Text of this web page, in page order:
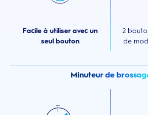
Facile à utiliser avec un
seul bouton
2
de
Minuteur de